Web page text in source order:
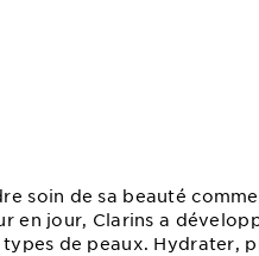
soin de sa beauté
en jour, Clarins a
types de peaux. Hydrater,